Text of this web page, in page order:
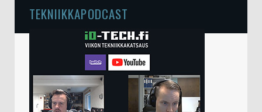
TEKNIIKKAPODCAST